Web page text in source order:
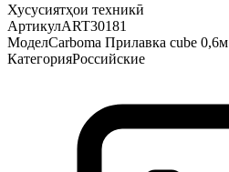
Хусусиятҳои техникӣ
АртикулART30181
МоделCarboma Прилавка cube 0,6м
КатегорияРоссийские